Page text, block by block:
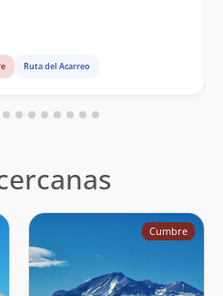
Ruta del Acarreo
Cumbre